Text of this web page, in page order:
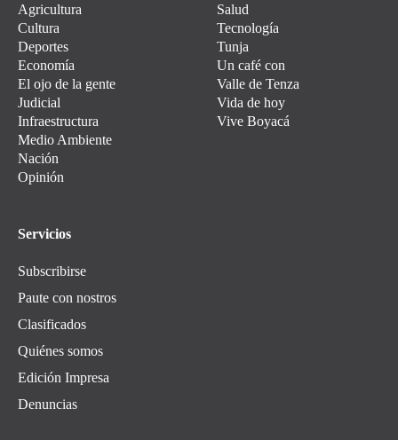
Agricultura
Cultura
Deportes
Economía
El ojo de la gente
Judicial
Infraestructura
Medio Ambiente
Nación
Opinión
Salud
Tecnología
Tunja
Un café con
Valle de Tenza
Vida de hoy
Vive Boyacá
Servicios
Subscribirse
Paute con nostros
Clasificados
Quiénes somos
Edición Impresa
Denuncias